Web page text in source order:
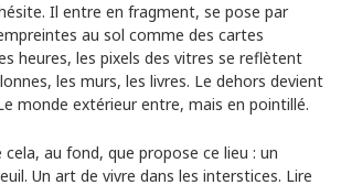
Il entre en fragment, se pose par
au sol comme des cartes
heures, les pixels des vitres se reflètent
les murs, les livres. Le dehors devient
monde extérieur entre, mais en pointillé.
au fond, que propose ce lieu : un
Un art de vivre dans les interstices. Lire